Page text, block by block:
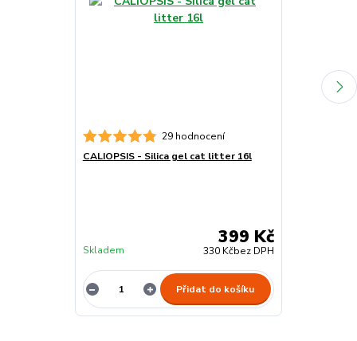
29 hodnocení
CALIOPSIS - Silica gel cat litter 16l
399 Kč
330 Kčbez DPH
Skladem
Přidat do košíku